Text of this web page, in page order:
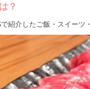
？
紹介したご飯・スイーツ